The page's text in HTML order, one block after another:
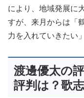
により、地域発展に
すが、来月からは「
力を入れていきたい
渡邊優太の
評判は？歌